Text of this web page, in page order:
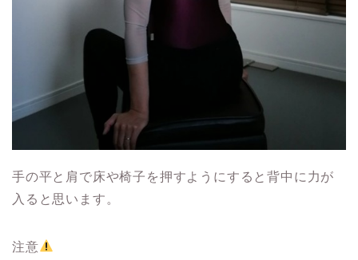
手の平と肩で床や椅子を押すようにすると背中に力が
入ると思います。
注意